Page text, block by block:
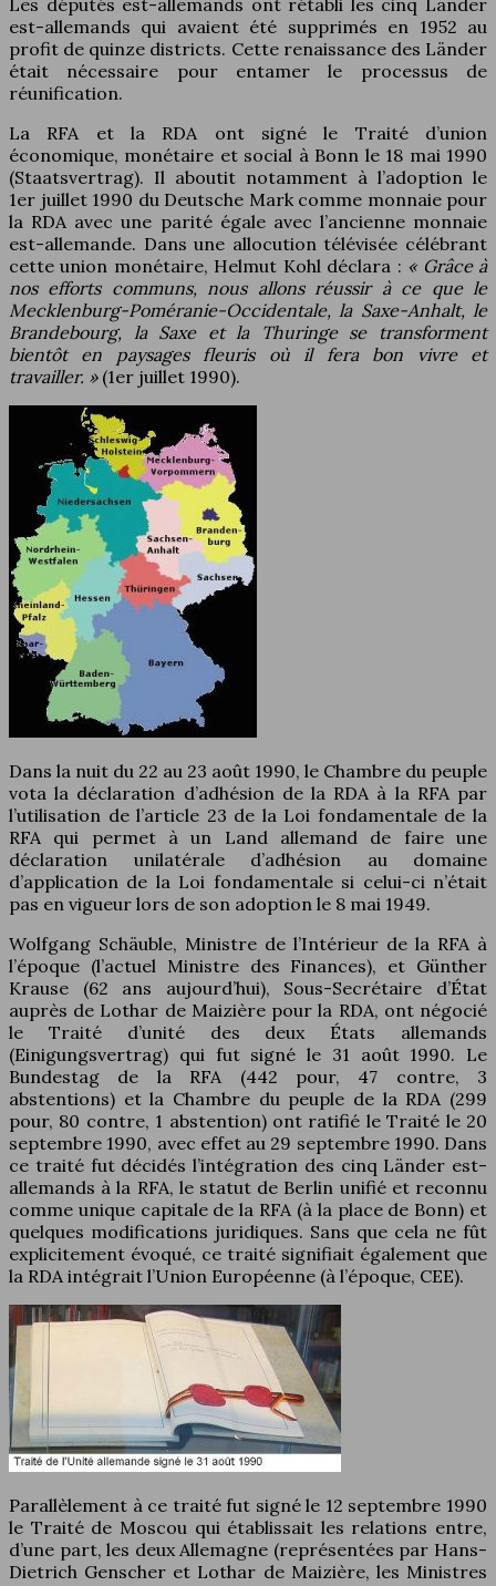
Les députés est-allemands ont rétabli les cinq Länder
est-allemands qui avaient été supprimés en 1952 au
profit de quinze districts. Cette renaissance des Länder
était nécessaire pour entamer le processus de
réunification.
La RFA et la RDA ont signé le Traité d’union
économique, monétaire et social à Bonn le 18 mai 1990
(Staatsvertrag). Il aboutit notamment à l’adoption le
1er juillet 1990 du Deutsche Mark comme monnaie pour
la RDA avec une parité égale avec l’ancienne monnaie
est-allemande. Dans une allocution télévisée célébrant
cette union monétaire, Helmut Kohl déclara : « Grâce à
nos efforts communs, nous allons réussir à ce que le
Mecklenburg-Poméranie-Occidentale, la Saxe-Anhalt, le
Brandebourg, la Saxe et la Thuringe se transforment
bientôt en paysages fleuris où il fera bon vivre et
travailler. »(1er juillet 1990).
Dans la nuit du 22 au 23 août 1990, le Chambre du peuple
vota la déclaration d’adhésion de la RDA à la RFA par
l’utilisation de l’article 23 de la Loi fondamentale de la
RFA qui permet à un Land allemand de faire une
déclaration unilatérale d’adhésion au domaine
d’application de la Loi fondamentale si celui-ci n’était
pas en vigueur lors de son adoption le 8 mai 1949.
Wolfgang Schäuble, Ministre de l’Intérieur de la RFA à
l’époque (l’actuel Ministre des Finances), et Günther
Krause (62 ans aujourd’hui), Sous-Secrétaire d’État
auprès de Lothar de Maizière pour la RDA, ont négocié
le Traité d’unité des deux États allemands
(Einigungsvertrag) qui fut signé le 31 août 1990. Le
Bundestag de la RFA (442 pour, 47 contre, 3
abstentions) et la Chambre du peuple de la RDA (299
pour, 80 contre, 1 abstention) ont ratifié le Traité le 20
septembre 1990, avec effet au 29 septembre 1990. Dans
ce traité fut décidés l’intégration des cinq Länder est-
allemands à la RFA, le statut de Berlin unifié et reconnu
comme unique capitale de la RFA (à la place de Bonn) et
quelques modifications juridiques. Sans que cela ne fût
explicitement évoqué, ce traité signifiait également que
la RDA intégrait l’Union Européenne (à l’époque, CEE).
Parallèlement à ce traité fut signé le 12 septembre 1990
le Traité de Moscou qui établissait les relations entre,
d’une part, les deux Allemagne (représentées par Hans-
Dietrich Genscher et Lothar de Maizière, les Ministres